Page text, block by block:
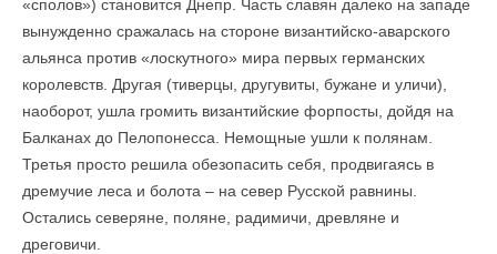
«сполов») становится Днепр. Часть славян далеко на западе
вынужденно сражалась на стороне византийско-аварского
альянса против «лоскутного» мира первых германских
королевств. Другая (тиверцы, другувиты, бужане и уличи),
наоборот, ушла громить византийские форпосты, дойдя на
Балканах до Пелопонесса. Немощные ушли к полянам.
Третья просто решила обезопасить себя, продвигаясь в
дремучие леса и болота – на север Русской равнины.
Остались северяне, поляне, радимичи, древляне и
дреговичи.